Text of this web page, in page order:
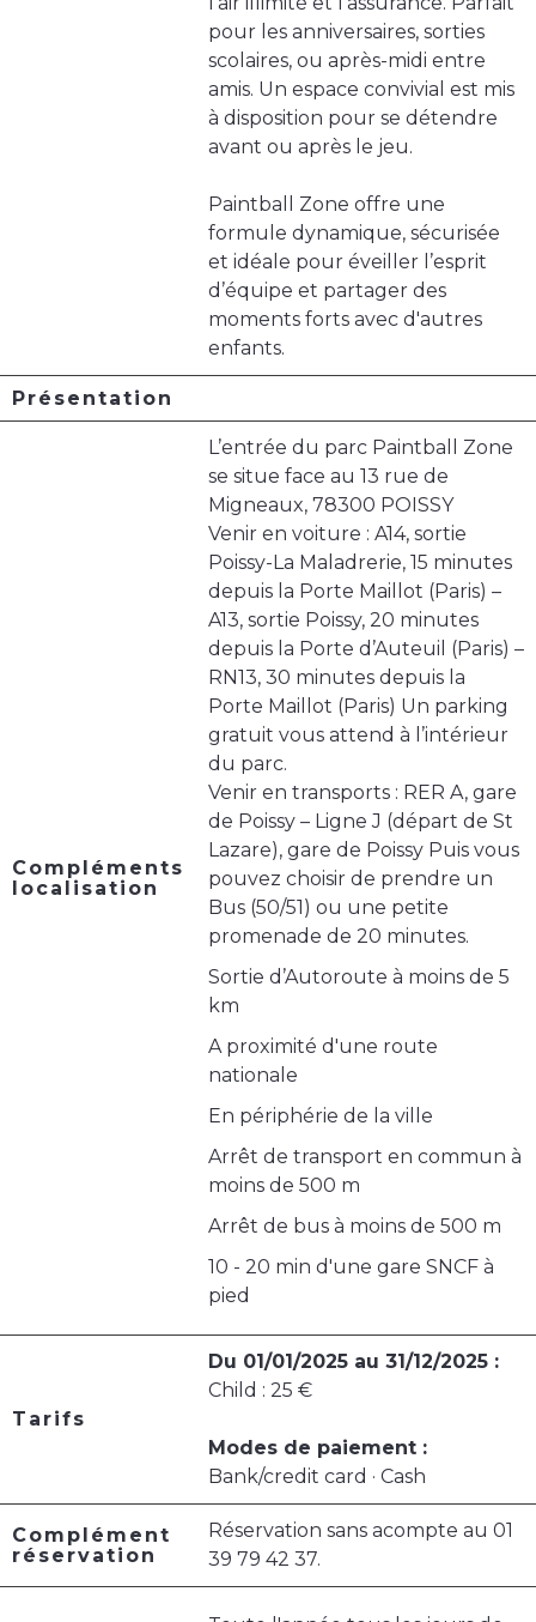
pour les anniversaires, sorties
scolaires, ou après-midi entre
amis. Un espace convivial est mis
à disposition pour se détendre
avant ou après le jeu.
Paintball Zone offre une
formule dynamique, sécurisée
et idéale pour éveiller l’esprit
d’équipe et partager des
moments forts avec d'autres
enfants.
Présentation
Compléments
localisation
L’entrée du parc Paintball Zone
se situe face au 13 rue de
Migneaux, 78300 POISSY
Venir en voiture : A14, sortie
Poissy-La Maladrerie, 15 minutes
depuis la Porte Maillot (Paris) –
A13, sortie Poissy, 20 minutes
depuis la Porte d’Auteuil (Paris) –
RN13, 30 minutes depuis la
Porte Maillot (Paris) Un parking
gratuit vous attend à l’intérieur
du parc.
Venir en transports : RER A, gare
de Poissy – Ligne J (départ de St
Lazare), gare de Poissy Puis vous
pouvez choisir de prendre un
Bus (50/51) ou une petite
promenade de 20 minutes.
Sortie d’Autoroute à moins de 5
km
A proximité d'une route
nationale
En périphérie de la ville
Arrêt de transport en commun à
moins de 500 m
Arrêt de bus à moins de 500 m
10 - 20 min d'une gare SNCF à
pied
Tarifs
Du 01/01/2025 au 31/12/2025 :
Child : 25 €
Modes de paiement :
Bank/credit card · Cash
Complément
réservation
Réservation sans acompte au 01
39 79 42 37.